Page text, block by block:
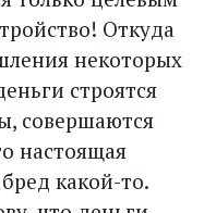
Откуда
некоторых
строятся
совершаются
настоящая
какой-то.